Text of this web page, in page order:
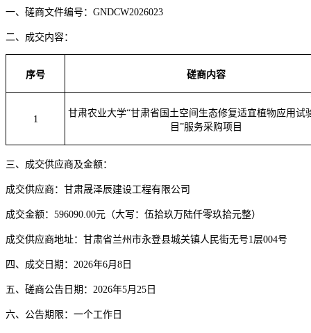
一、 磋商文件编号： GNDCW2026023
二、 成交内容：
序号 磋商内容
1
甘肃农业大学“甘肃省国土空间生态修复适宜植物应用试
目”服务采购项目
三、 成交供应商及金额 ：
成交供应商：甘肃晟泽辰建设工程有限公司
成交金额： 596090.00元（大写 ：伍拾玖万陆仟零玖拾元整）
成交供应商地址：甘肃省兰州市永登县城关镇人民街无号1层004号
四、 成交 日期： 2026年6月 8 日
五、 磋商公告日期： 2026年5月 25 日
六、公告期限：一个工作日